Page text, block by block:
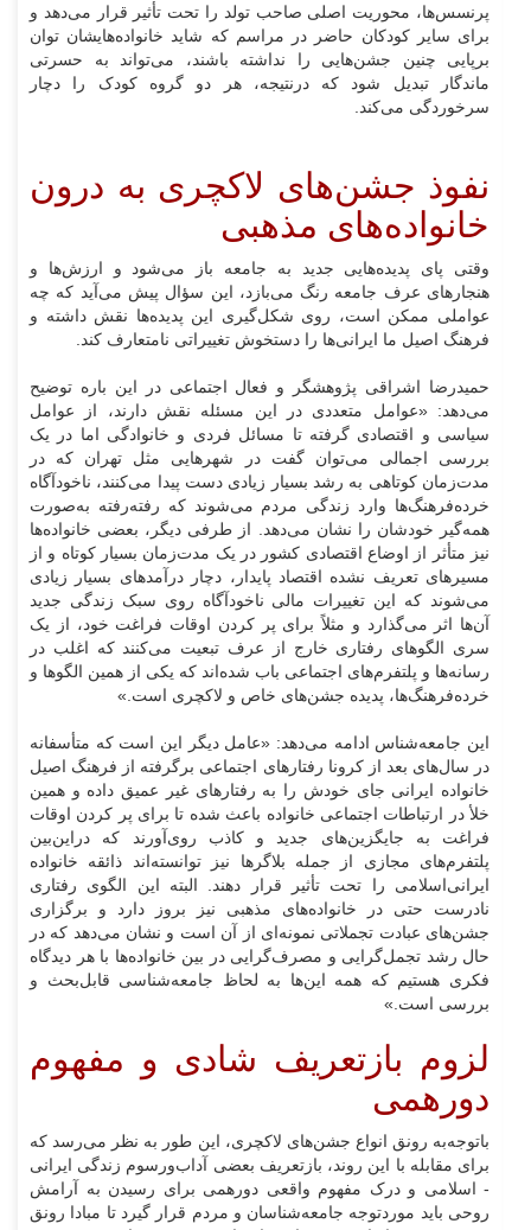
پرنسس‌ها، محوریت اصلی صاحب تولد را تحت تأثیر قرار می‌دهد و
برای سایر کودکان حاضر در مراسم که شاید خانواده‌هایشان توان
برپایی چنین جشن‌هایی را نداشته باشند، می‌تواند به حسرتی
ماندگار تبدیل شود که درنتیجه، هر دو گروه کودک را دچار
سرخوردگی می‌کند.
نفوذ جشن‌های لاکچری به درون
خانواده‌های مذهبی
وقتی پای پدیده‌هایی جدید به جامعه باز می‌شود و ارزش‌ها و
هنجارهای عرف جامعه رنگ می‌بازد، این سؤال پیش می‌آید که چه
عواملی ممکن است، روی شکل‌گیری این پدیده‌ها نقش داشته و
فرهنگ اصیل ما ایرانی‌ها را دستخوش تغییراتی نامتعارف کند.
حمیدرضا اشراقی پژوهشگر و فعال اجتماعی در این باره توضیح
می‌دهد: «عوامل متعددی در این مسئله نقش دارند، از عوامل
سیاسی و اقتصادی گرفته تا مسائل فردی و خانوادگی اما در یک
بررسی اجمالی می‌توان گفت در شهرهایی مثل تهران که در
مدت‌زمان کوتاهی به رشد بسیار زیادی دست پیدا می‌کنند، ناخودآگاه
خرده‌فرهنگ‌ها وارد زندگی مردم می‌شوند که رفته‌رفته به‌صورت
همه‌گیر خودشان را نشان می‌دهد. از طرفی دیگر، بعضی خانواده‌ها
نیز متأثر از اوضاع اقتصادی کشور در یک مدت‌زمان بسیار کوتاه و از
مسیرهای تعریف نشده اقتصاد پایدار، دچار درآمدهای بسیار زیادی
می‌شوند که این تغییرات مالی ناخودآگاه روی سبک زندگی جدید
آن‌ها اثر می‌گذارد و مثلاً برای پر کردن اوقات فراغت خود، از یک
سری الگوهای رفتاری خارج از عرف تبعیت می‌کنند که اغلب در
رسانه‌ها و پلتفرم‌های اجتماعی باب شده‌اند که یکی از همین الگوها و
خرده‌فرهنگ‌ها، پدیده جشن‌های خاص و لاکچری است.»
این جامعه‌شناس ادامه می‌دهد: «عامل دیگر این است که متأسفانه
در سال‌های بعد از کرونا رفتارهای اجتماعی برگرفته از فرهنگ اصیل
خانواده ایرانی جای خودش را به رفتارهای غیر عمیق داده و همین
خلأ در ارتباطات اجتماعی خانواده باعث شده تا برای پر کردن اوقات
فراغت به جایگزین‌های جدید و کاذب روی‌آورند که دراین‌بین
پلتفرم‌های مجازی از جمله بلاگرها نیز توانسته‌اند ذائقه خانواده
ایرانی‌اسلامی را تحت تأثیر قرار دهند. البته این الگوی رفتاری
نادرست حتی در خانواده‌های مذهبی نیز بروز دارد و برگزاری
جشن‌های عبادت تجملاتی نمونه‌ای از آن است و نشان می‌دهد که در
حال رشد تجمل‌گرایی و مصرف‌گرایی در بین خانواده‌ها با هر دیدگاه
فکری هستیم که همه این‌ها به لحاظ جامعه‌شناسی قابل‌بحث و
بررسی است.»
لزوم بازتعریف شادی و مفهوم
دورهمی
باتوجه‌به رونق انواع جشن‌های لاکچری، این طور به نظر می‌رسد که
برای مقابله با این روند، بازتعریف بعضی آداب‌ورسوم زندگی ایرانی
- اسلامی و درک مفهوم واقعی دورهمی برای رسیدن به آرامش
روحی باید موردتوجه جامعه‌شناسان و مردم قرار گیرد تا مبادا رونق